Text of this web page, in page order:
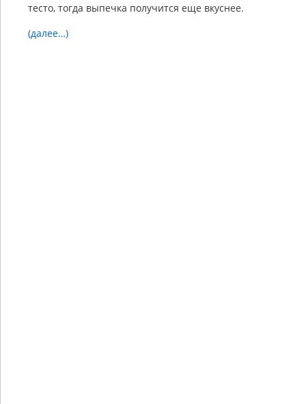
тесто, тогда выпечка получится еще вкуснее.
(далее…)